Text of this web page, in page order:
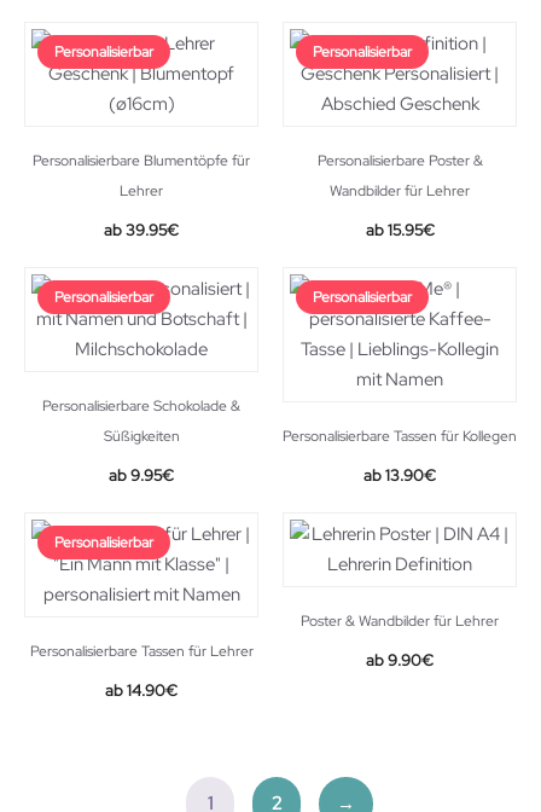
Personalisierbar
Personalisierbare Blumentöpfe für
Lehrer
39.95€
Personalisierbar
Personalisierbare Poster &
Wandbilder für Lehrer
15.95€
Personalisierbar
Personalisierbare Schokolade &
Süßigkeiten
9.95€
Personalisierbar
Personalisierbare Tassen für Kollegen
13.90€
Personalisierbar
Personalisierbare Tassen für Lehrer
14.90€
Poster & Wandbilder für Lehrer
9.90€
1 2 →